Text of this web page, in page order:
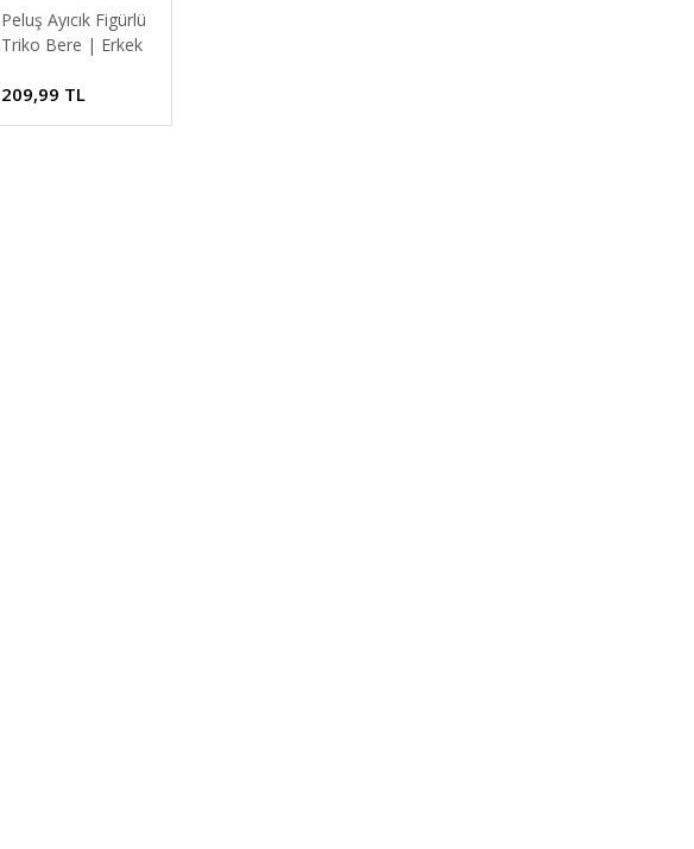
Peluş Ayıcık Figürlü
Triko Bere | Erkek
| Sıcak Tutan
209,99 TL